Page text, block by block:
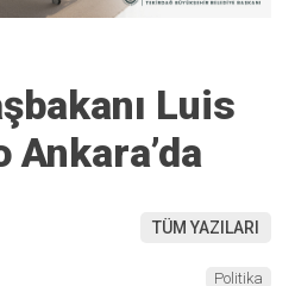
Luis
TÜM YAZILARI
Politika